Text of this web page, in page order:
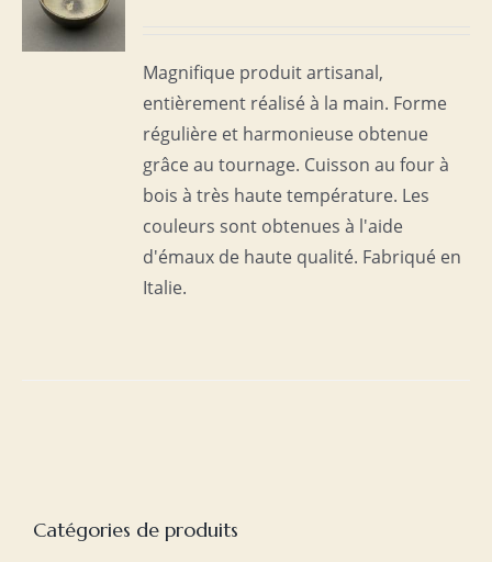
Magnifique produit artisanal,
entièrement réalisé à la main. Forme
régulière et harmonieuse obtenue
grâce au tournage. Cuisson au four à
bois à très haute température. Les
couleurs sont obtenues à l'aide
d'émaux de haute qualité. Fabriqué en
Italie.
Catégories de produits